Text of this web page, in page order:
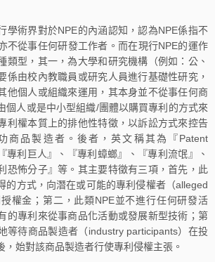
術界對於NPE的內涵認知，認為NPE係指不
不從事任何研發工作者。而在現行NPE的運作
類型，其一，為大學和研究機構（例如：公、
係由校內教職員或研究人員進行基礎性研究，
他個人或組織來運用，其本身並不從事任何商
個人或是中小型組織/團體以購買專利的方式來
利權本質上的排他性特徵，以訴訟方式來控告
商品製造者。後者，英文稱其為『Patent
專利巨人』、『專利蟑螂』、『專利流氓』、
恐怖分子』等。其主要特徵有三項，首先，此
的方式，向潛在或可能的專利侵權者（alleged
權金；第二，此類NPE並不進行任何研發活
的專利來從事商品化活動或發展新型技術；第
等待商品製造者（industry participants）在投
，始對該商品製造者行使專利侵權主張。